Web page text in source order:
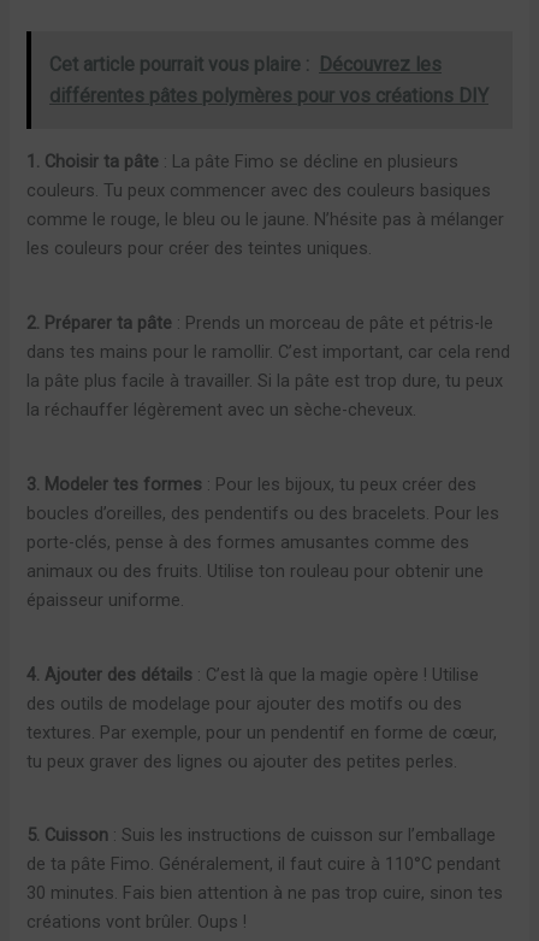
Cet article pourrait vous plaire :
Découvrez les
différentes pâtes polymères pour vos créations DIY
1. Choisir ta pâte : La pâte Fimo se décline en plusieurs
couleurs. Tu peux commencer avec des couleurs basiques
comme le rouge, le bleu ou le jaune. N’hésite pas à mélanger
les couleurs pour créer des teintes uniques.
2. Préparer ta pâte : Prends un morceau de pâte et pétris-le
dans tes mains pour le ramollir. C’est important, car cela rend
la pâte plus facile à travailler. Si la pâte est trop dure, tu peux
la réchauffer légèrement avec un sèche-cheveux.
3. Modeler tes formes : Pour les bijoux, tu peux créer des
boucles d’oreilles, des pendentifs ou des bracelets. Pour les
porte-clés, pense à des formes amusantes comme des
animaux ou des fruits. Utilise ton rouleau pour obtenir une
épaisseur uniforme.
4. Ajouter des détails : C’est là que la magie opère ! Utilise
des outils de modelage pour ajouter des motifs ou des
textures. Par exemple, pour un pendentif en forme de cœur,
tu peux graver des lignes ou ajouter des petites perles.
5. Cuisson : Suis les instructions de cuisson sur l’emballage
de ta pâte Fimo. Généralement, il faut cuire à 110°C pendant
30 minutes. Fais bien attention à ne pas trop cuire, sinon tes
créations vont brûler. Oups !